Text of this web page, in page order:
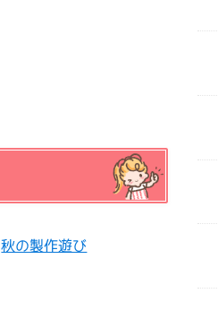
秋の製作遊び